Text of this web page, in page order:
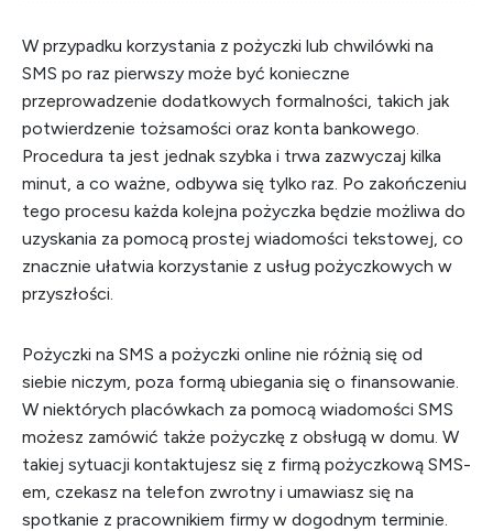
W przypadku korzystania z pożyczki lub chwilówki na
SMS po raz pierwszy może być konieczne
przeprowadzenie dodatkowych formalności, takich jak
potwierdzenie tożsamości oraz konta bankowego.
Procedura ta jest jednak szybka i trwa zazwyczaj kilka
minut, a co ważne, odbywa się tylko raz. Po zakończeniu
tego procesu każda kolejna pożyczka będzie możliwa do
uzyskania za pomocą prostej wiadomości tekstowej, co
znacznie ułatwia korzystanie z usług pożyczkowych w
przyszłości.
Pożyczki na SMS a pożyczki online nie różnią się od
siebie niczym, poza formą ubiegania się o finansowanie.
W niektórych placówkach za pomocą wiadomości SMS
możesz zamówić także pożyczkę z obsługą w domu. W
takiej sytuacji kontaktujesz się z firmą pożyczkową SMS-
em, czekasz na telefon zwrotny i umawiasz się na
spotkanie z pracownikiem firmy w dogodnym terminie.